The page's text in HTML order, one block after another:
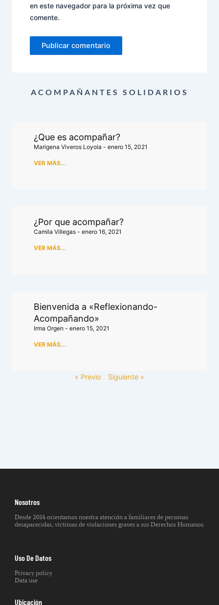
en este navegador para la próxima vez que
comente.
ACOMPAÑANTES SOLIDARIOS
¿Que es acompañar?
Marigena Viveros Loyola enero 15, 2021
VER MÁS...
¿Por que acompañar?
Camila Villegas enero 16, 2021
VER MÁS...
Bienvenida a «Reflexionando-
Acompañando»
Irma Orgen enero 15, 2021
VER MÁS...
« Previo Siguiente »
Nosotros
Desde 2014 orientamos nuestra atención a familiares de personas
desaparecidas, víctimas de violaciones graves a sus Derechos Humanos.
Uso De Datos
Privacy policy
Data use
Ubicación